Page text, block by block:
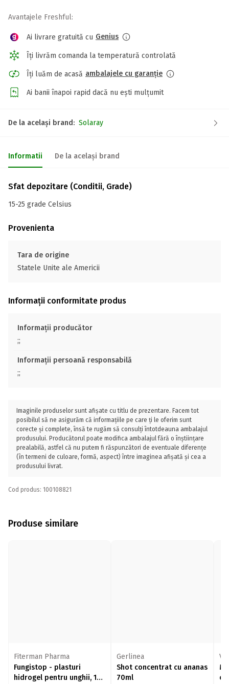
Avantajele Freshful:
Ai livrare gratuită cu Genius
Îți livrăm comanda la temperatură controlată
Îți luăm de acasă ambalajele cu garanție
Ai banii înapoi rapid dacă nu ești mulțumit
De la același brand: Solaray
Informatii De la același brand
Sfat depozitare (Conditii, Grade)
15-25 grade Celsius
Provenienta
Tara de origine
Statele Unite ale Americii
Informații conformitate produs
Informații producător
;;
Informații persoană responsabilă
;;
Imaginile produselor sunt afișate cu titlu de prezentare. Facem tot
posibilul să ne asigurăm că informațiile pe care ți le oferim sunt
corecte și complete, însă te rugăm să consulți întotdeauna ambalajul
produsului. Producătorul poate modifica ambalajul fără o înștiințare
prealabilă, astfel că nu putem fi răspunzători de eventuale diferențe
(în termeni de culoare, formă, aspect) între imaginea afișată și cea a
produsului livrat.
Cod produs: 100108821
Produse similare
Fiterman Pharma
Fungistop - plasturi
hidrogel pentru unghii, 14
Gerlinea
Shot concentrat cu ananas
70ml